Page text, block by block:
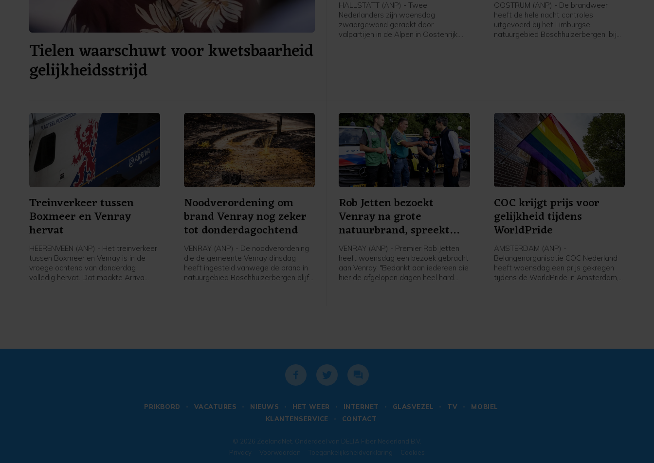
Tielen waarschuwt voor kwetsbaarheid
gelijkheidsstrijd
HALLSTATT (ANP) - Twee
Nederlanders zijn woensdag
zwaargewond geraakt door
valpartijen in de Alpen in Oostenrijk.
OOSTRUM (ANP) - De brandweer
heeft de hele nacht controles
uitgevoerd bij het Limburgse
natuurgebied Boschhuizerbergen, bij
Treinverkeer tussen
Boxmeer en Venray
hervat
HEERENVEEN (ANP) - Het treinverkeer
tussen Boxmeer en Venray is in de
vroege ochtend van donderdag
volledig hervat. Dat maakte Arriva
Noodverordening om
brand Venray nog zeker
tot donderdagochtend
VENRAY (ANP) - De noodverordening
die de gemeente Venray dinsdag
heeft ingesteld vanwege de brand in
natuurgebied Boschhuizerbergen blijft
Rob Jetten bezoekt
Venray na grote
natuurbrand, spreekt
dank uit
VENRAY (ANP) - Premier Rob Jetten
heeft woensdag een bezoek gebracht
aan Venray. "Bedankt aan iedereen die
hier de afgelopen dagen heel hard
COC krijgt prijs voor
gelijkheid tijdens
WorldPride
AMSTERDAM (ANP) -
Belangenorganisatie COC Nederland
heeft woensdag een prijs gekregen
tijdens de WorldPride in Amsterdam,
PRIKBORD VACATURES NIEUWS HET WEER INTERNET GLASVEZEL TV
MOBIEL
KLANTENSERVICE
CONTACT
© 2026 ZeelandNet . Onderdeel van DELTA Fiber Nederland B.V.
Privacy
Voorwaarden Toegankelijksheidverklaring Cookies